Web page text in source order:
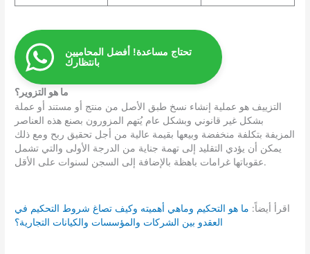
تحتاج مساعدة! أفضل المحاميين
بانتظارك
ما هو التزوير؟
التزييف هو عملية إنشاء نسخ طبق الأصل من منتج أو مستند أو عملة
بشكل غير قانوني وبشكل عام يُتهم المزورون بصنع هذه العناصر
المزيفة بتكلفة منخفضة وبيعها بقيمة عالية من أجل تحقيق ربح ومع ذلك
يمكن أن يؤدي التقليد إلى تهمة جناية من الدرجة الأولى والتي تشمل
عقوباتها غرامات باهظة بالإضافة إلى السجن لسنوات على الأقل.
اقرأ أيضاً: ما هو التحكيم وماهي أهميته وكيف تصاغ شروط التحكيم في
العقدو بين الشركات والمؤسسات والكيانات التجارية؟